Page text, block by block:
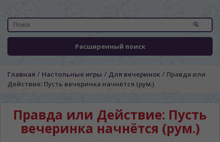
Расширенный поиск
Главная / Настольные игры / Для вечеринок / Правда или
Действие: Пусть вечеринка начнётся (рум.)
Правда или Действие: Пусть
вечеринка начнётся (рум.)